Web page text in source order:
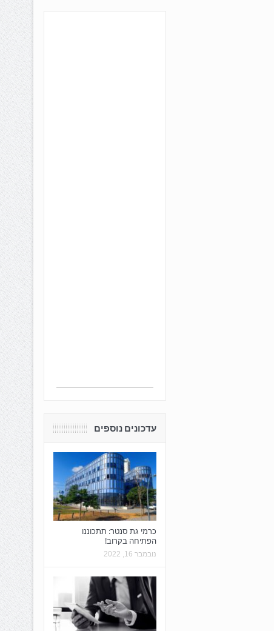
עדכונים נוספים
כרמי גת סנטר: תתכוננו
הפתיחה בקרוב!
נובמבר 16, 2022